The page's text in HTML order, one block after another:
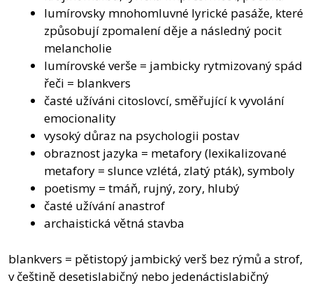
lumírovsky mnohomluvné lyrické pasáže, které
způsobují zpomalení děje a následný pocit
melancholie
lumírovské verše = jambicky rytmizovaný spád
řeči = blankvers
časté užíváni citoslovcí, směřující k vyvolání
emocionality
vysoký důraz na psychologii postav
obraznost jazyka = metafory (lexikalizované
metafory = slunce vzlétá, zlatý pták), symboly
poetismy = tmáň, rujný, zory, hlubý
časté užívání anastrof
archaistická větná stavba
blankvers = pětistopý jambický verš bez rýmů a strof,
v češtině desetislabičný nebo jedenáctislabičný